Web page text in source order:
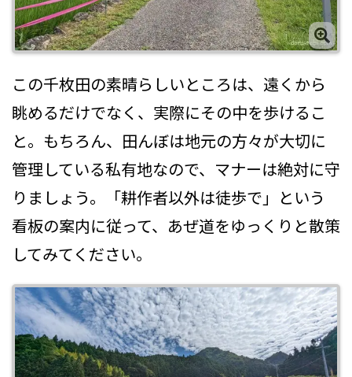
この千枚田の素晴らしいところは、遠くから
眺めるだけでなく、実際にその中を歩けるこ
と。もちろん、田んぼは地元の方々が大切に
管理している私有地なので、マナーは絶対に守
りましょう。「耕作者以外は徒歩で」という
看板の案内に従って、あぜ道をゆっくりと散策
してみてください。